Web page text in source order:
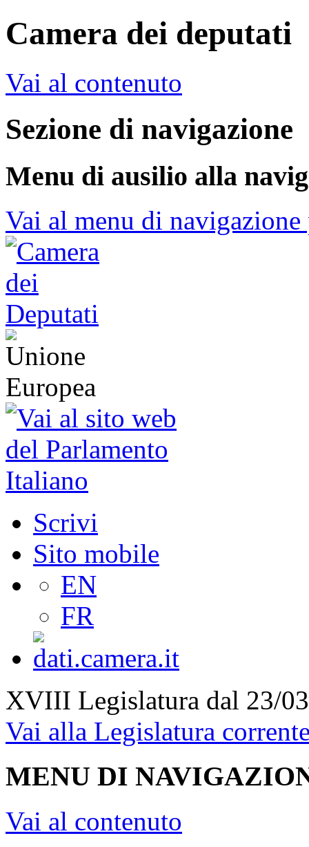
Camera dei deputati
Vai al contenuto
Sezione di navigazione
Menu di ausilio alla
Vai al menu di
Scrivi
Sito mobile
EN
FR
XVIII Legislatura dal 23/
Vai alla Legislatura
MENU DI
Vai al contenuto